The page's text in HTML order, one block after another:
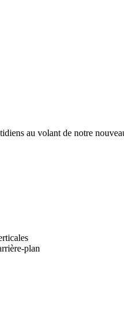
au volant de notre